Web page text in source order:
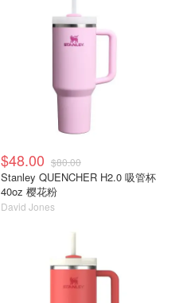
$48.00 $80.00
Stanley QUENCHER H2.0 吸管杯
40oz 樱花粉
David Jones